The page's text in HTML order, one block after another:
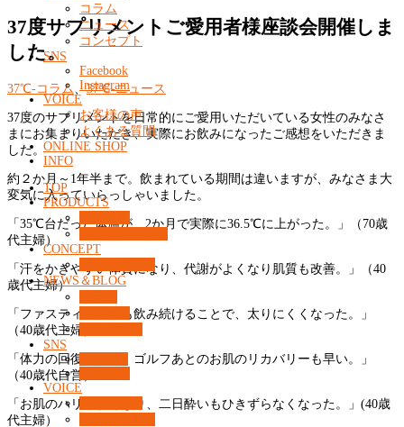
コラム
ニュース
コンセプト
SNS
Facebook
Instagram
VOICE
お客様の声
よくある質問
ONLINE SHOP
INFO
TOP
PRODUCTS
CONCEPT
NEWS＆BLOG
SNS
VOICE
37度サプリメントご愛用者様座談会開催しま
した。
37℃-コラム 、37℃-ニュース
37度のサプリメントを日常的にご愛用いただいている女性のみなさ
まにお集まりいただき、実際にお飲みになったご感想をいただきま
した。
約２か月～1年半まで。飲まれている期間は違いますが、みなさま大
変気に入っていらっしゃいました。
「35℃台だった体温が、2か月で実際に36.5℃に上がった。」（70歳
代主婦）
「汗をかきやすい体質になり、代謝がよくなり肌質も改善。」（40
歳代主婦）
「ファスティング後も飲み続けることで、太りにくくなった。」
（40歳代主婦）
「体力の回復が違う。ゴルフあとのお肌のリカバリーも早い。」
（40歳代自営）
「お肌のハリもよくなり、二日酔いもひきずらなくなった。」(40歳
代主婦）